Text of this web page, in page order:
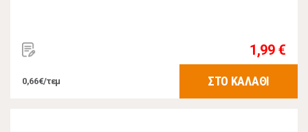
1,99 €
0,66€/τεμ ΣΤΟ ΚΑΛΑΘΙ